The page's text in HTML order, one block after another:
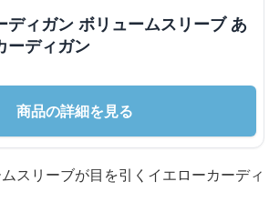
ディガン ボリュームスリーブ あ
ーディガン
商品の詳細を見る
スリーブが目を引くイエローカーディ